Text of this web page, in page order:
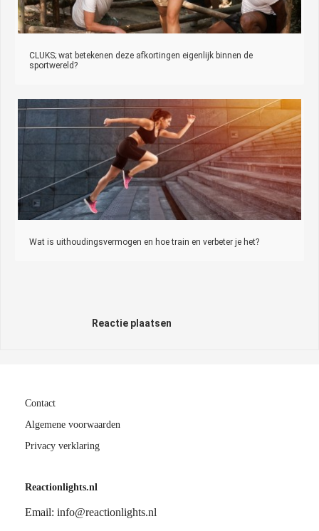
CLUKS; wat betekenen deze afkortingen eigenlijk binnen de
sportwereld?
Wat is uithoudingsvermogen en hoe train en verbeter je het?
Reactie plaatsen
Contact
Algemene voorwaarden
Privacy verklaring
Reactionlights.nl
Email: info@reactionlights.nl